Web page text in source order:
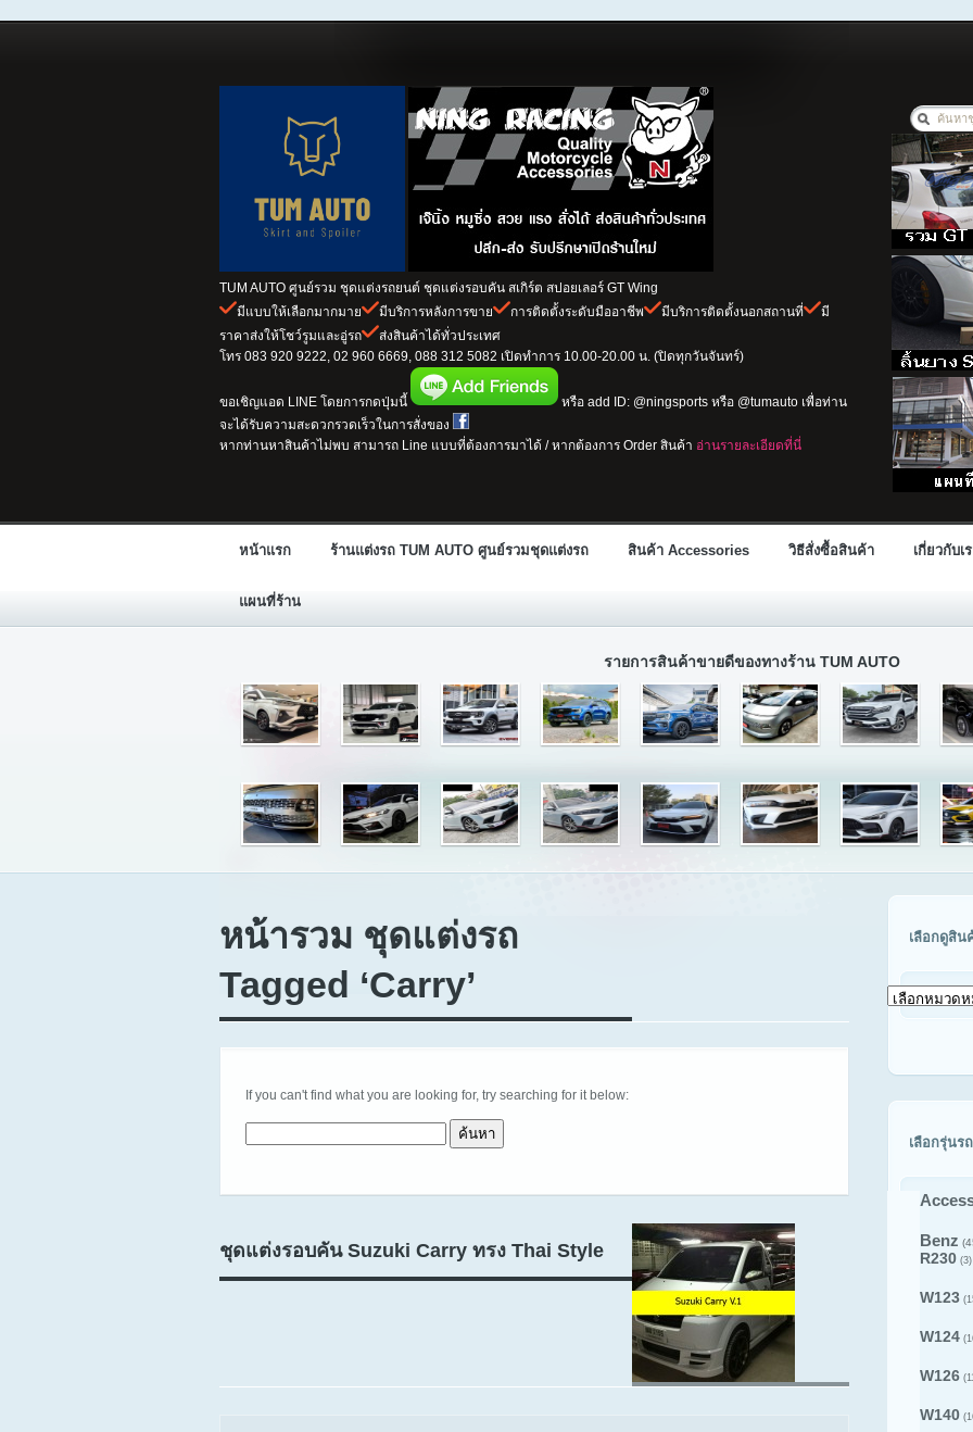
TUM AUTO ศูนย์รวม ชุดแต่งรถยนต์ ชุดแต่งรอบคัน สเกิร์ต สปอยเลอร์ GT Wing
มีแบบให้เลือกมากมาย
มีบริการหลังการขาย การติดตั้งระดับมืออาชีพ มีบริการติดตั้งนอกสถานที่
มี
ราคาส่งให้โชว์รูมและอู่รถ
ส่งสินค้าได้ทั่วประเทศ
โทร 083 920 9222, 02 960 6669, 088 312 5082 เปิดทำการ 10.00-20.00 น. (ปิดทุกวันจันทร์)
ขอเชิญแอด LINE โดยการกดปุ่มนี้
หรือ add ID: @ningsports หรือ @tumauto เพื่อท่าน
จะได้รับความสะดวกรวดเร็วในการสั่งของ
หากท่านหาสินค้าไม่พบ สามารถ Line แบบที่ต้องการมาได้ / หากต้องการ Order สินค้า อ่านรายละเอียดที่นี่
หน้าแรก ร้านแต่งรถ TUM AUTO ศูนย์รวมชุดแต่งรถ สินค้า Accessories วิธีสั่งซื้อสินค้า เกี่ยวกับเ
แผนที่ร้าน
รายการสินค้าขายดีของทางร้าน TUM AUTO
หน้ารวม ชุดแต่งรถ
Tagged ‘Carry’
If you can't find what you are looking for, try searching for it below:
ชุดแต่งรอบคัน Suzuki Carry ทรง Thai Style
เลือกดูสิน
เลือก
รุ่น
เลือกรุ่นรถ
Benz
R230 (3)
W123
W124
W126
W140